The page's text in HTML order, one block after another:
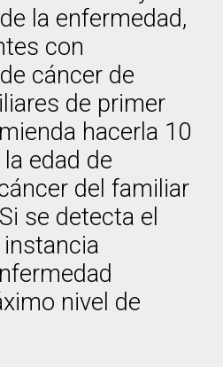
la enfermedad,
con
cáncer de
de primer
hacerla 10
edad de
del familiar
se detecta el
nivel de